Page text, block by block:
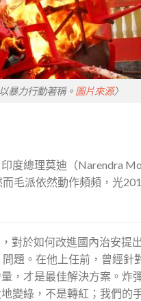
暴力行動著稱。 圖片來源〉
度總理莫迪（Narendra
毛派依然動作頻頻，光
對於如何改進國內治安提
題。在他上任前，曾經針
，才是最佳解決方案。炸
變綠，不是轉紅；我們的